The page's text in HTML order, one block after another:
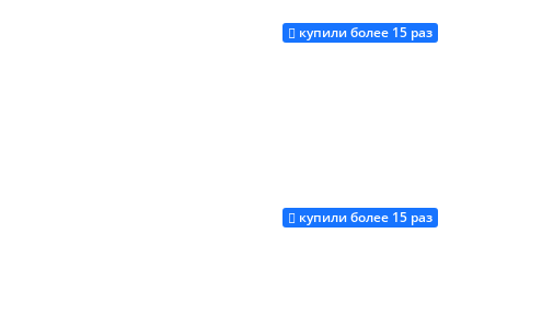
Купить
купили более 15 раз
Купить
купили более 15 раз